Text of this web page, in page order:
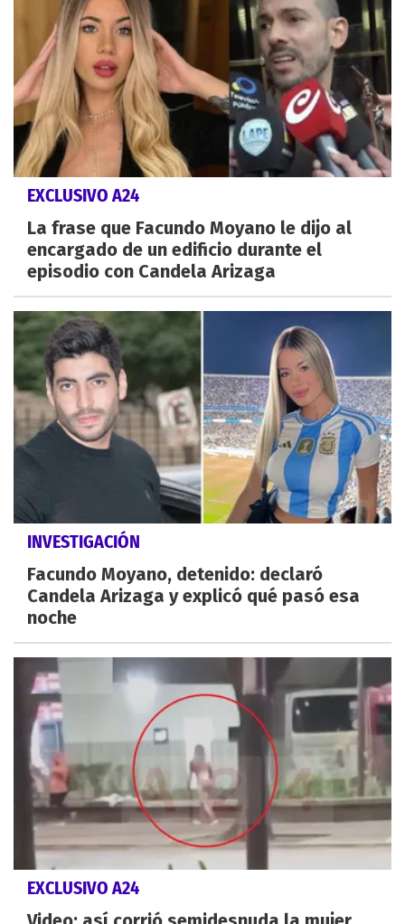
EXCLUSIVO A24
La frase que Facundo Moyano le dijo al
encargado de un edificio durante el
episodio con Candela Arizaga
INVESTIGACIÓN
Facundo Moyano, detenido: declaró
Candela Arizaga y explicó qué pasó esa
noche
EXCLUSIVO A24